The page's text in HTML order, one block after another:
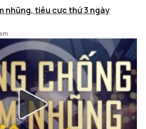
nhũng, tiêu cực thứ 3 ngày